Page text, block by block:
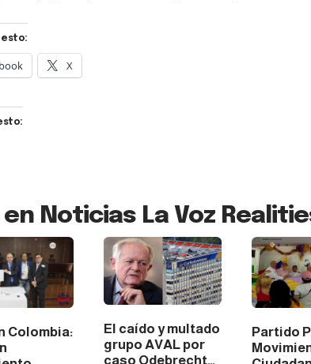
esto:
X
en Noticias La Voz
Colombia:
El caído y multado
grupo AVAL por
caso Odebrecht
Partido